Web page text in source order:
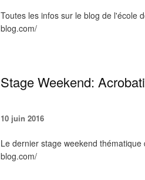
Toutes les infos sur le blog de l'école
blog.com/
Stage Weekend:
10 juin 2016
Le dernier stage weekend
blog.com/